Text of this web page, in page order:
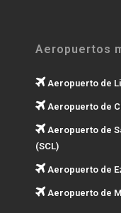
Aeropuertos
Aeropuerto de
Aeropuerto de
Aeropuerto de
(SCL)
Aeropuerto de
Aeropuerto de